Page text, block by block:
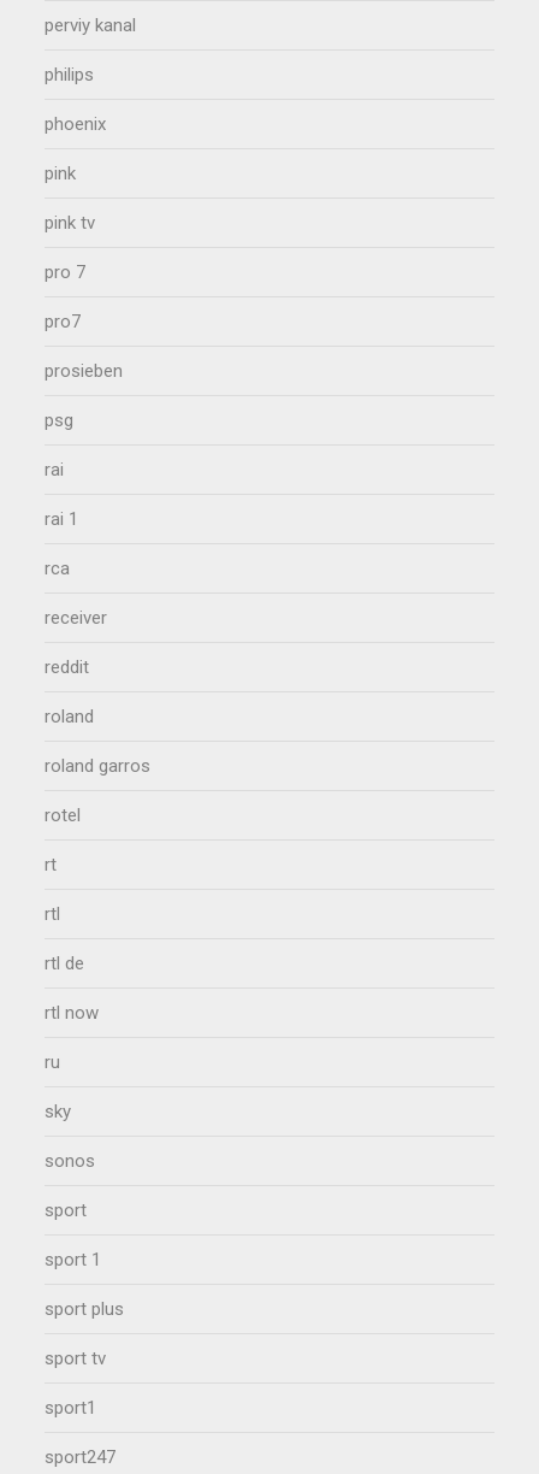
perviy kanal
philips
phoenix
pink
pink tv
pro 7
pro7
prosieben
psg
rai
rai 1
rca
receiver
reddit
roland
roland garros
rotel
rt
rtl
rtl de
rtl now
ru
sky
sonos
sport
sport 1
sport plus
sport tv
sport1
sport247